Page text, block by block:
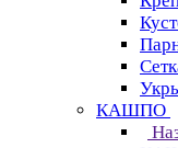
КАШПО